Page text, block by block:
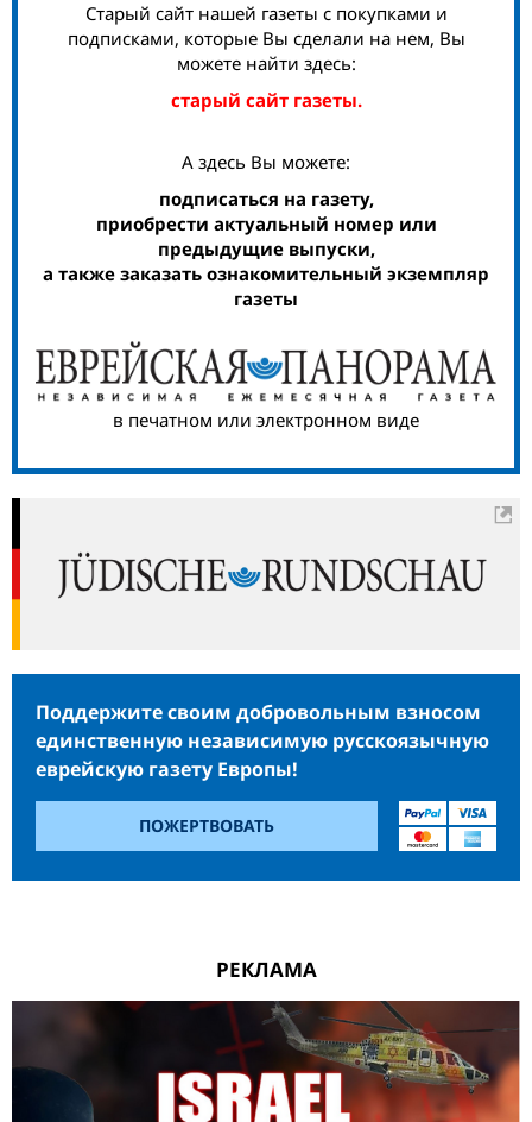
Старый сайт нашей газеты с покупками и
подписками, которые Вы сделали на нем, Вы
можете найти здесь:
старый сайт газеты.
А здесь Вы можете:
подписаться на газету,
приобрести актуальный номер или
предыдущие выпуски,
а также заказать ознакомительный экземпляр
газеты
в печатном или электронном виде
Поддержите своим добровольным взносом
единственную независимую русскоязычную
еврейскую газету Европы!
ПОЖЕРТВОВАТЬ
РЕКЛАМА